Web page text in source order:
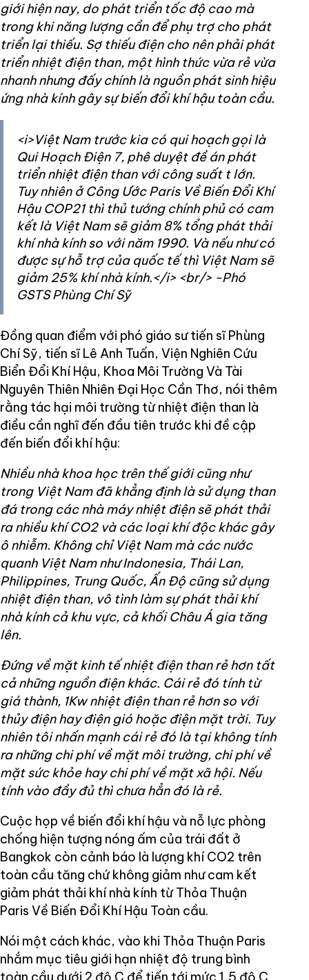
giới hiện nay, do phát triển tốc độ cao mà
trong khi năng lượng cần để phụ trợ cho phát
triển lại thiếu. Sợ thiếu điện cho nên phải phát
triển nhiệt điện than, một hình thức vừa rẻ vừa
nhanh nhưng đấy chính là nguồn phát sinh hiệu
ứng nhà kính gây sự biến đổi khí hậu toàn cầu.
<i>Việt Nam trước kia có qui hoạch gọi là
Qui Hoạch Điện 7, phê duyệt đề án phát
triển nhiệt điện than với công suất t lớn.
Tuy nhiên ở Công Ước Paris Về Biến Đổi Khí
Hậu COP21 thì thủ tướng chính phủ có cam
kết là Việt Nam sẽ giảm 8% tổng phát thải
khí nhà kính so với năm 1990. Và nếu như có
được sự hỗ trợ của quốc tế thì Việt Nam sẽ
giảm 25% khí nhà kính.</i> <br/> -Phó
GSTS Phùng Chí Sỹ
Đồng quan điểm với phó giáo sư tiến sĩ Phùng
Chí Sỹ, tiến sĩ Lê Anh Tuấn, Viện Nghiên Cứu
Biển Đổi Khí Hậu, Khoa Môi Trường Và Tài
Nguyên Thiên Nhiên Đại Học Cần Thơ, nói thêm
rằng tác hại môi trường từ nhiệt điện than là
điều cần nghĩ đến đầu tiên trước khi đề cập
đến biến đổi khí hậu:
Nhiều nhà khoa học trên thế giới cũng như
trong Việt Nam đã khẳng định là sử dụng than
đá trong các nhà máy nhiệt điện sẽ phát thải
ra nhiều khí CO2 và các loại khí độc khác gây
ô nhiễm. Không chỉ Việt Nam mà các nước
quanh Việt Nam như Indonesia, Thái Lan,
Philippines, Trung Quốc, Ấn Độ cũng sử dụng
nhiệt điện than, vô tình làm sự phát thải khí
nhà kính cả khu vực, cả khối Châu Á gia tăng
lên.
Đứng về mặt kinh tế nhiệt điện than rẻ hơn tất
cả những nguồn điện khác. Cái rẻ đó tính từ
giá thành, 1Kw nhiệt điện than rẻ hơn so với
thủy điện hay điện gió hoặc điện mặt trời. Tuy
nhiên tôi nhấn mạnh cái rẻ đó là tại không tính
ra những chi phí về mặt môi trường, chi phí về
mặt sức khỏe hay chi phí về mặt xã hội. Nếu
tính vào đầy đủ thì chưa hẳn đó là rẻ.
Cuộc họp về biến đổi khí hậu và nỗ lực phòng
chống hiện tượng nóng ấm của trái đất ở
Bangkok còn cảnh báo là lượng khí CO2 trên
toàn cầu tăng chứ không giảm như cam kết
giảm phát thải khí nhà kính từ Thỏa Thuận
Paris Về Biến Đổi Khí Hậu Toàn cầu.
Nói một cách khác, vào khi Thỏa Thuận Paris
nhắm mục tiêu giới hạn nhiệt độ trung bình